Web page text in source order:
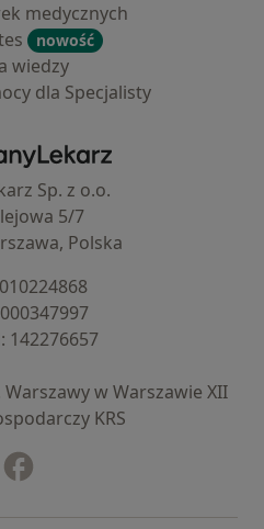
medycznych
nowość
wiedzy
dla Specjalisty
ZnanyLekarz - Strona główna
Sp. z o.o.
5/7
Polska
⁠142276657
w Warszawie XII
KRS